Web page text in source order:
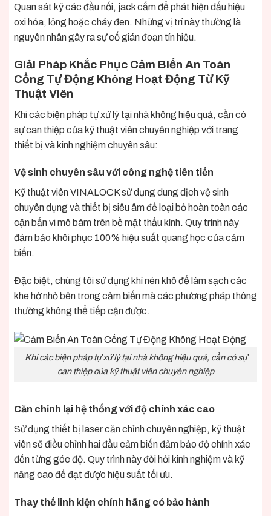
Quan sát kỹ các đầu nối, jack cắm để phát hiện dấu hiệu
oxi hóa, lỏng hoặc cháy đen. Những vị trí này thường là
nguyên nhân gây ra sự cố gián đoạn tín hiệu.
Giải Pháp Khắc Phục Cảm Biến An Toàn
Cổng Tự Động Không Hoạt Động Từ Kỹ
Thuật Viên
Khi các biện pháp tự xử lý tại nhà không hiệu quả, cần có
sự can thiệp của kỹ thuật viên chuyên nghiệp với trang
thiết bị và kinh nghiệm chuyên sâu:
Vệ sinh chuyên sâu với công nghệ tiên tiến
Kỹ thuật viên VINALOCK sử dụng dung dịch vệ sinh
chuyên dụng và thiết bị siêu âm để loại bỏ hoàn toàn các
cặn bẩn vi mô bám trên bề mặt thấu kính. Quy trình này
đảm bảo khôi phục 100% hiệu suất quang học của cảm
biến.
Đặc biệt, chúng tôi sử dụng khí nén khô để làm sạch các
khe hở nhỏ bên trong cảm biến mà các phương pháp thông
thường không thể tiếp cận được.
Khi các biện pháp tự xử lý tại nhà không hiệu quả, cần có sự
can thiệp của kỹ thuật viên chuyên nghiệp
Căn chỉnh lại hệ thống với độ chính xác cao
Sử dụng thiết bị laser căn chỉnh chuyên nghiệp, kỹ thuật
viên sẽ điều chỉnh hai đầu cảm biến đảm bảo độ chính xác
đến từng góc độ. Quy trình này đòi hỏi kinh nghiệm và kỹ
năng cao để đạt được hiệu suất tối ưu.
Thay thế linh kiện chính hãng có bảo hành